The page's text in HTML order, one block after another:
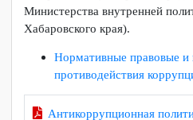
Антикоррупционная политика
предусматривает процедуры
контрагентов (материалы
Министерства внутренней
Хабаровского края).